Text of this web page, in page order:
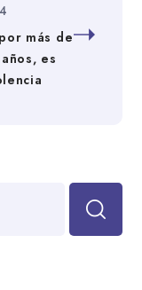
más de
es